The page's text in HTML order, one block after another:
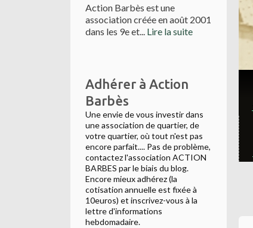
Action Barbès est une
association créée en août 2001
dans les 9e et... Lire la suite
Adhérer à Action
Barbès
Une envie de vous investir dans
une association de quartier, de
votre quartier, où tout n'est pas
encore parfait.... Pas de problème,
contactez l'association ACTION
BARBES par le biais du blog.
Encore mieux adhérez (la
cotisation annuelle est fixée à
10euros) et inscrivez-vous à la
lettre d'informations
hebdomadaire.